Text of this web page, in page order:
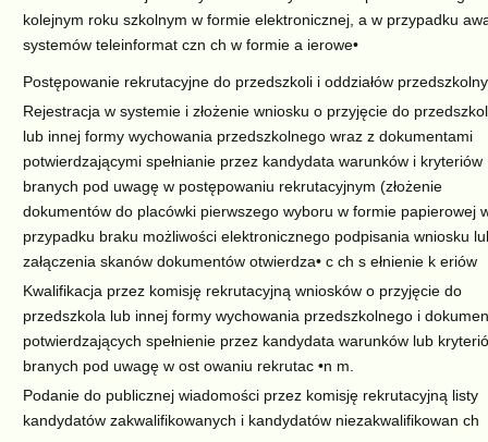
kolejnym roku szkolnym w formie elektronicznej, a w przypadku
systemów teleinformat czn ch w formie a ierowe•
Postępowanie rekrutacyjne do przedszkoli i oddziałów
Rejestracja w systemie i złożenie wniosku o przyjęcie do
lub innej formy wychowania przedszkolnego wraz z dokumentami
potwierdzającymi spełnianie przez kandydata warunków i kryteriów
branych pod uwagę w postępowaniu rekrutacyjnym (złożenie
dokumentów do placówki pierwszego wyboru w formie papierowej
przypadku braku możliwości elektronicznego podpisania wniosku
załączenia skanów dokumentów otwierdza• c ch s ełnienie k eriów
Kwalifikacja przez komisję rekrutacyjną wniosków o przyjęcie do
przedszkola lub innej formy wychowania przedszkolnego i
potwierdzających spełnienie przez kandydata warunków lub
branych pod uwagę w ost owaniu rekrutac •n m.
Podanie do publicznej wiadomości przez komisję rekrutacyjną listy
kandydatów zakwalifikowanych i kandydatów niezakwalifikowan ch